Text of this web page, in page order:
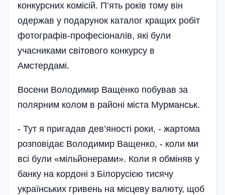
конкурсних комісій. П’ять років тому він
одержав у подарунок каталог кращих робіт
фотографів-професіоналів, які були
учасниками світового конкурсу в
Амстердамі.
Восени Володимир Ващенко побував за
полярним колом в районі міста Мурманськ.
- Тут я пригадав дев’яності роки, - жартома
розповідає Володимир Ващенко, - коли ми
всі були «мільйонерами». Коли я обміняв у
банку на кордоні з Білорусією тисячу
українських гривень на місцеву валюту, щоб